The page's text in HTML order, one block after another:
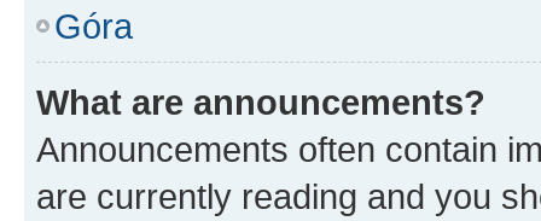
Góra
What are announcements?
Announcements often contain
are currently reading and you